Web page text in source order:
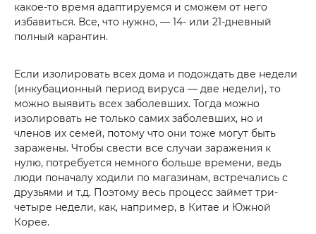
какое-то время адаптируемся и сможем от него
избавиться. Все, что нужно, — 14- или 21-дневный
полный карантин.
Если изолировать всех дома и подождать две недели
(инкубационный период вируса — две недели), то
можно выявить всех заболевших. Тогда можно
изолировать не только самих заболевших, но и
членов их семей, потому что они тоже могут быть
заражены. Чтобы свести все случаи заражения к
нулю, потребуется немного больше времени, ведь
люди поначалу ходили по магазинам, встречались с
друзьями и т.д. Поэтому весь процесс займет три-
четыре недели, как, например, в Китае и Южной
Корее.